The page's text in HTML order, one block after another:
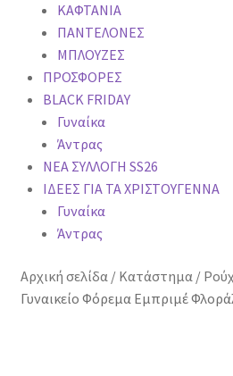
ΚΑΦΤΑΝΙΑ
ΠΑΝΤΕΛΟΝΕΣ
ΜΠΛΟΥΖΕΣ
ΠΡΟΣΦΟΡΕΣ
BLACK FRIDAY
Γυναίκα
Άντρας
NEA ΣΥΛΛΟΓΗ SS26
ΙΔΕΕΣ ΓΙΑ ΤΑ ΧΡΙΣΤΟΥΓΕΝΝA
Γυναίκα
Άντρας
Αρχική σελίδα / Κατάστημα /
Γυναικείο Φόρεμα Εμπριμέ